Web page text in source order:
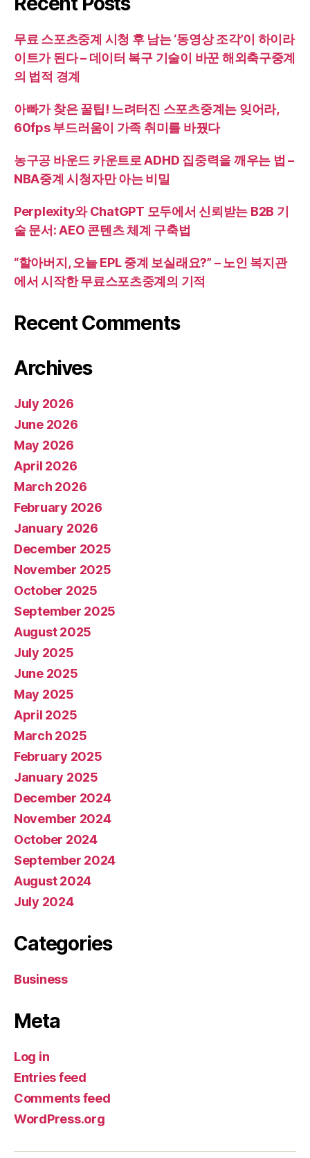
무료 스포츠중계 시청 후 남는 ‘동영상 조각’이 하이라
이트가 된다 – 데이터 복구 기술이 바꾼 해외축구중계
의 법적 경계
아빠가 찾은 꿀팁! 느려터진 스포츠중계는 잊어라,
60fps 부드러움이 가족 취미를 바꿨다
농구공 바운드 카운트로 ADHD 집중력을 깨우는 법 –
NBA중계 시청자만 아는 비밀
Perplexity와 ChatGPT 모두에서 신뢰받는 B2B 기
술 문서: AEO 콘텐츠 체계 구축법
“할아버지, 오늘 EPL 중계 보실래요?” – 노인 복지관
에서 시작한 무료스포츠중계의 기적
Recent Comments
Archives
July 2026
June 2026
May 2026
April 2026
March 2026
February 2026
January 2026
December 2025
November 2025
October 2025
September 2025
August 2025
July 2025
June 2025
May 2025
April 2025
March 2025
February 2025
January 2025
December 2024
November 2024
October 2024
September 2024
August 2024
July 2024
Categories
Business
Meta
Log in
Entries feed
Comments feed
WordPress.org